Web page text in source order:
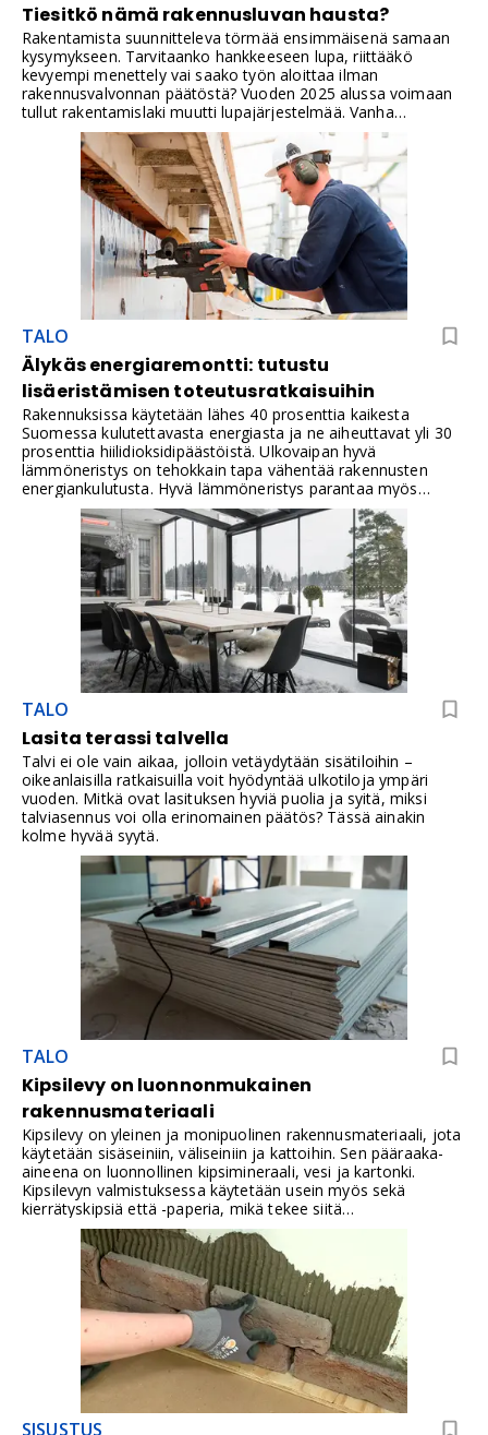
Tiesitkö nämä rakennusluvan hausta?
Rakentamista suunnitteleva törmää ensimmäisenä samaan
kysymykseen. Tarvitaanko hankkeeseen lupa, riittääkö
kevyempi menettely vai saako työn aloittaa ilman
rakennusvalvonnan päätöstä? Vuoden 2025 alussa voimaan
tullut rakentamislaki muutti lupajärjestelmää. Vanha
rakennuslupa ja toimenpidelupa korvautuivat yhdellä
lupamuodolla, rakentamisluvalla. Vuoden 2026 alusta mukaan
tulivat myös rakentamisluvan käsittelyaikatakuu ja
tietomallimuotoiseen lupahakemiseen liittyvät
muutokset.Muutos ei tarkoita, että omalla tontilla voisi
rakentaa mitä tahansa. Kaava, rakennusjärjestys,
rantarakentamisen rajoitukset, suojelumääräykset,
paloturvallisuus, etäisyydet ja tekniset vaatimukset voivat
vaikuttaa hankkeeseen edelleen. Rakentajan tärkein tehtävä
on selvittää luvan tarve ennen suunnitteluun,
materiaalitilauksiin tai tonttikauppaan sitoutumista.
TALO
Älykäs energiaremontti: tutustu
lisäeristämisen toteutusratkaisuihin
Rakennuksissa käytetään lähes 40 prosenttia kaikesta
Suomessa kulutettavasta energiasta ja ne aiheuttavat yli 30
prosenttia hiilidioksidipäästöistä. Ulkovaipan hyvä
lämmöneristys on tehokkain tapa vähentää rakennusten
energiankulutusta. Hyvä lämmöneristys parantaa myös
sisäilmaa, vähentää hiilidioksidipäästöjä, nostaa rakennuksen
arvoa ja lisää rakennuksen käyttöikää. Lisäeristys on erittäin
hyvä investointi.
TALO
Lasita terassi talvella
Talvi ei ole vain aikaa, jolloin vetäydytään sisätiloihin –
oikeanlaisilla ratkaisuilla voit hyödyntää ulkotiloja ympäri
vuoden. Mitkä ovat lasituksen hyviä puolia ja syitä, miksi
talviasennus voi olla erinomainen päätös? Tässä ainakin
kolme hyvää syytä.
TALO
Kipsilevy on luonnonmukainen
rakennusmateriaali
Kipsilevy on yleinen ja monipuolinen rakennusmateriaali, jota
käytetään sisäseiniin, väliseiniin ja kattoihin. Sen pääraaka-
aineena on luonnollinen kipsimineraali, vesi ja kartonki.
Kipsilevyn valmistuksessa käytetään usein myös sekä
kierrätyskipsiä että -paperia, mikä tekee siitä
ympäristöystävällisen vaihtoehdon ja tukee kestävää
rakentamista.Levy on hajuton ja terveydelle vaaraton, kun
sitä käsitellään oikein.
SISUSTUS